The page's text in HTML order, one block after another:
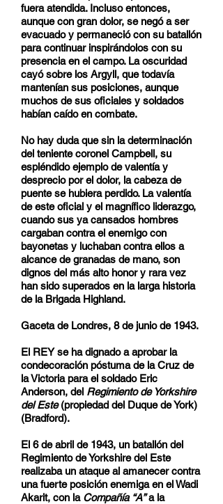
fuera atendida. Incluso entonces,
aunque con gran dolor, se negó a ser
evacuado y permaneció con su batallón
para continuar inspirándolos con su
presencia en el campo. La oscuridad
cayó sobre los Argyll, que todavía
mantenían sus posiciones, aunque
muchos de sus oficiales y soldados
habían caído en combate.
No hay duda que sin la determinación
del teniente coronel Campbell, su
espléndido ejemplo de valentía y
desprecio por el dolor, la cabeza de
puente se hubiera perdido. La valentía
de este oficial y el magnífico liderazgo,
cuando sus ya cansados hombres
cargaban contra el enemigo con
bayonetas y luchaban contra ellos a
alcance de granadas de mano, son
dignos del más alto honor y rara vez
han sido superados en la larga historia
de la Brigada Highland.
Gaceta de Londres, 8 de junio de 1943.
El REY se ha dignado a aprobar la
condecoración póstuma de la Cruz de
la Victoria para el soldado Eric
Anderson, del Regimiento de Yorkshire
del Este(propiedad del Duque de York)
(Bradford).
El 6 de abril de 1943, un batallón del
Regimiento de Yorkshire del Este
realizaba un ataque al amanecer contra
una fuerte posición enemiga en el Wadi
Akarit, con la Compañía “A”a la